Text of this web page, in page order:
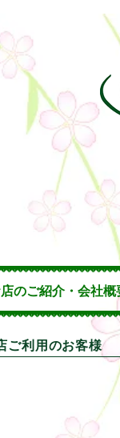
のご紹介・会社概
ご利用のお客様